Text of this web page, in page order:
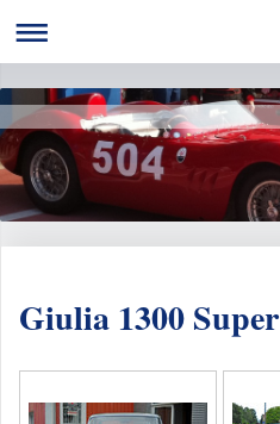
Giulia 1300 Super